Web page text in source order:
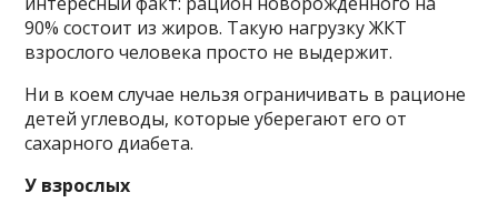
90% состоит из жиров. Такую нагрузку ЖКТ
взрослого человека просто не выдержит.
Ни в коем случае нельзя ограничивать в рационе
детей углеводы, которые уберегают его от
сахарного диабета.
У взрослых